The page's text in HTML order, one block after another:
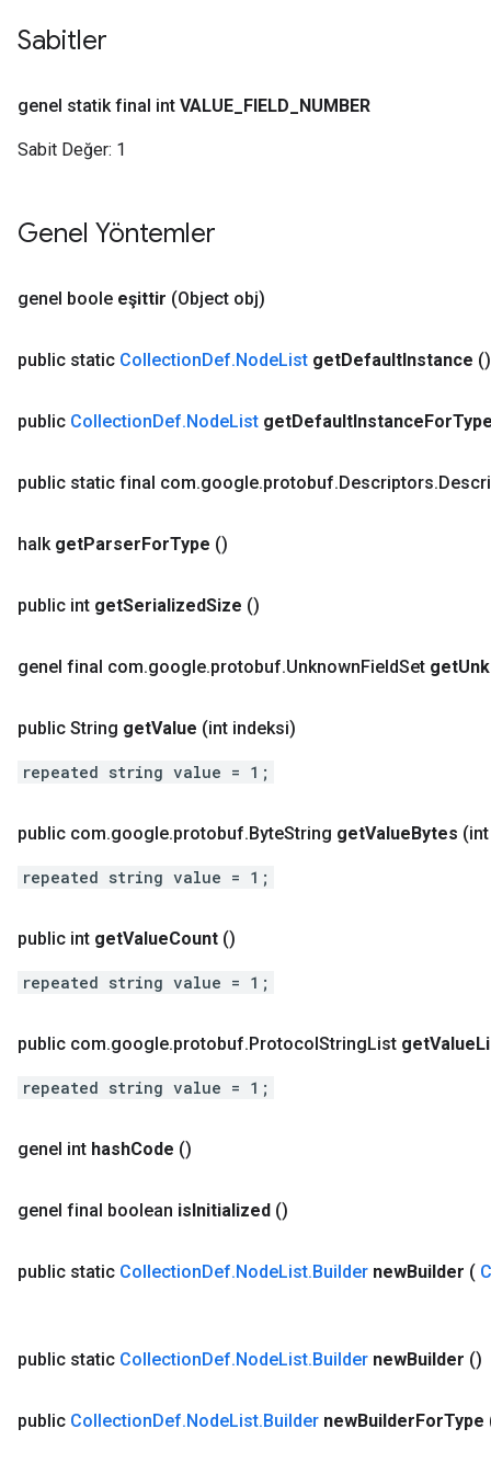
Sabitler
genel statik final int VALUE FIELD NUMBER
Sabit Değer: 1
Genel Yöntemler
genel boole eşittir (Object obj)
public static CollectionDef.NodeList getDefaultInstance ()
public CollectionDef.NodeList getDefaultInstanceFor
public static final com.google.protobuf.Descriptors.
halk getParserForType ()
public int getSerializedSize ()
genel final com.google.protobuf.UnknownFieldSet get
public String getValue (int indeksi)
repeated string value = 1;
public com.google.protobuf.ByteString getValueBytes
repeated string value = 1;
public int getValueCount ()
repeated string value = 1;
public com.google.protobuf.ProtocolStringList getValue
repeated string value = 1;
genel int hashCode ()
genel final boolean isInitialized ()
public static CollectionDef.NodeList.Builder newBuilder (
public static CollectionDef.NodeList.Builder newBuilder ()
public CollectionDef.NodeList.Builder newBuilderForType